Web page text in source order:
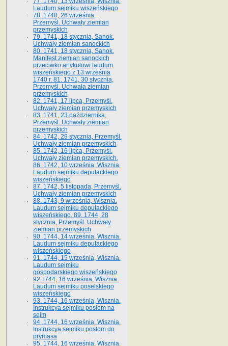
Laudum sejmiku wiszeńskiego
78. 1740, 26 września,
Przemyśl. Uchwały ziemian
przemyskich
79. 1741, 18 stycznia, Sanok.
Uchwały ziemian sanockich
80. 1741, 18 stycznia, Sanok.
Manifest ziemian sanockich
przeciwko artykułowi laudum
wiszeńskiego z 13 wrze­śnia
1740 r. 81. 1741, 30 stycznia,
Przemyśl. Uchwała ziemian
przemyskich
82. 1741, 17 lipca, Przemyśl.
Uchwały ziemian przemyskich
83. 1741, 23 października,
Przemyśl. Uchwały ziemian
przemyskich
84. 1742, 29 stycznia, Przemyśl.
Uchwały ziemian przemyskich
85. 1742, 16 lipca, Przemyśl.
Uchwały ziemian przemyskich.
86. 1742, 10 września, Wisznia.
Laudum sejmiku deputackiego
wiszeńskiego
87. 1742, 5 listopada, Przemyśl.
Uchwały ziemian przemyskich
88. 1743, 9 września, Wisznia.
Laudum sejmiku deputackiego
wiszeńskiego. 89. 1744, 28
stycznia, Przemyśl. Uchwały
ziemian przemyskich
90. 1744, 14 września, Wisznia.
Laudum sejmiku deputackiego
wiszeńskiego
91. 1744, 15 września, Wisznia.
Laudum sejmiku
gospodarskiego wiszeńskiego
92. l744, 16 września, Wisznia.
Laudum sejmiku poselskiego
wiszeńskiego
93. 1744, 16 września, Wisznia.
Instrukcya sejmiku posłom na
sejm
94. 1744, 16 września, Wisznia.
Instrukcya sejmiku posłom do
prymasa
95. 1744, 16 września, Wisznia.